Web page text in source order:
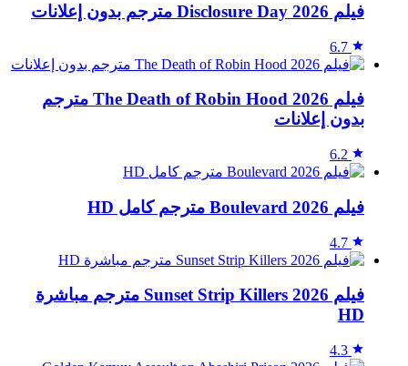
فيلم Disclosure Day 2026 مترجم بدون إعلانات
6.7
فيلم The Death of Robin Hood 2026 مترجم
بدون إعلانات
6.2
فيلم Boulevard 2026 مترجم كامل HD
4.7
فيلم Sunset Strip Killers 2026 مترجم مباشرة
HD
4.3